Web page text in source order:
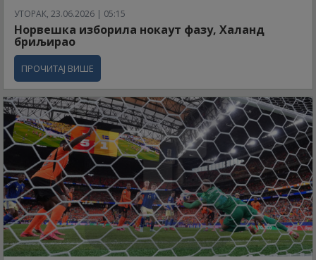
УТОРАК, 23.06.2026 | 05:15
Норвешка изборила нокаут фазу, Халанд
бриљирао
ПРОЧИТАЈ ВИШЕ